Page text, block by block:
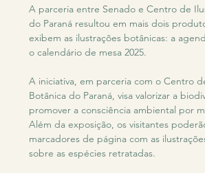
A parceria entre Senado e Centro de
do Paraná resultou em mais dois
exibem as ilustrações botânicas: a
o calendário de mesa 2025.
A iniciativa, em parceria com o Centro
Botânica do Paraná, visa valorizar a
promover a consciência ambiental por
Além da exposição, os visitantes
marcadores de página com as
sobre as espécies retratadas.